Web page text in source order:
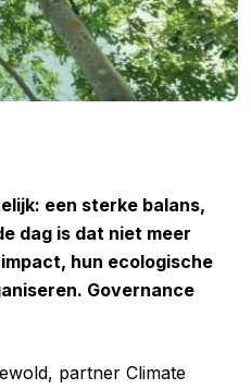
een sterke balans,
dag is dat niet meer
hun ecologische
Governance
partner Climate